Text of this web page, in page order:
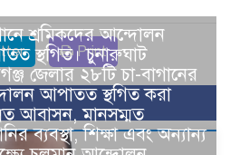
Print
শ্রমিকদের আন্দোলন
স্থগিত। চুনারুঘাট
জেলার ২৮টি চা-বাগানের
আপাতত স্থগিত করা
আবাসন, মানসম্মত
ব্যবস্থা, শিক্ষা এবং অন্যান্য